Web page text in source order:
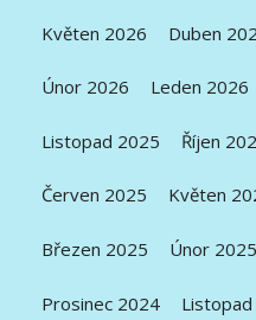
Květen 2026 Duben
Únor 2026 Leden 2026
Listopad 2025 Říjen
Červen 2025 Květen
Březen 2025 Únor 2025
Prosinec 2024